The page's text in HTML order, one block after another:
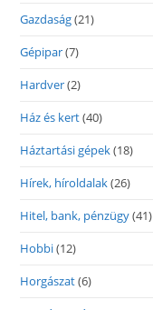
Gazdaság(21)
Gépipar(7)
Hardver(2)
Ház és kert(40)
Háztartási gépek(18)
Hírek, híroldalak(26)
Hitel, bank, pénzügy(41)
Hobbi(12)
Horgászat(6)